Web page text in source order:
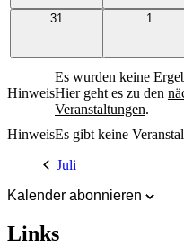
31
0
1
0
Hinweis
Es wurden keine
Hier geht es zu den
Veranstaltungen.
HinweisEs gibt keine
Juli
Kalender abonnieren
Links